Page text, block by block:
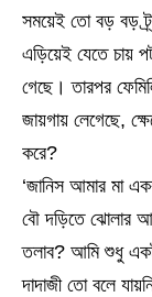
সময়েই তো বড় বড়
এড়িয়েই যেতে চায়
গেছে। তারপর
জায়গায় লেগেছে,
করে?
‘জানিস আমার মা
বৌ দড়িতে ঝোলার
তলাব? আমি শুধু
দাদাজী তো বলে